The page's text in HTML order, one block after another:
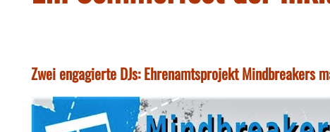
Zwei engagierte DJs: Ehrenamtsprojekt Mindbreakers